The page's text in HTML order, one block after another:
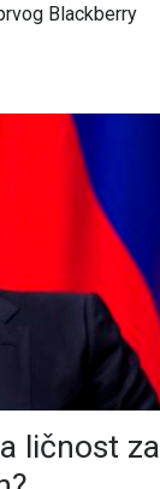
Blackberry
ličnost za